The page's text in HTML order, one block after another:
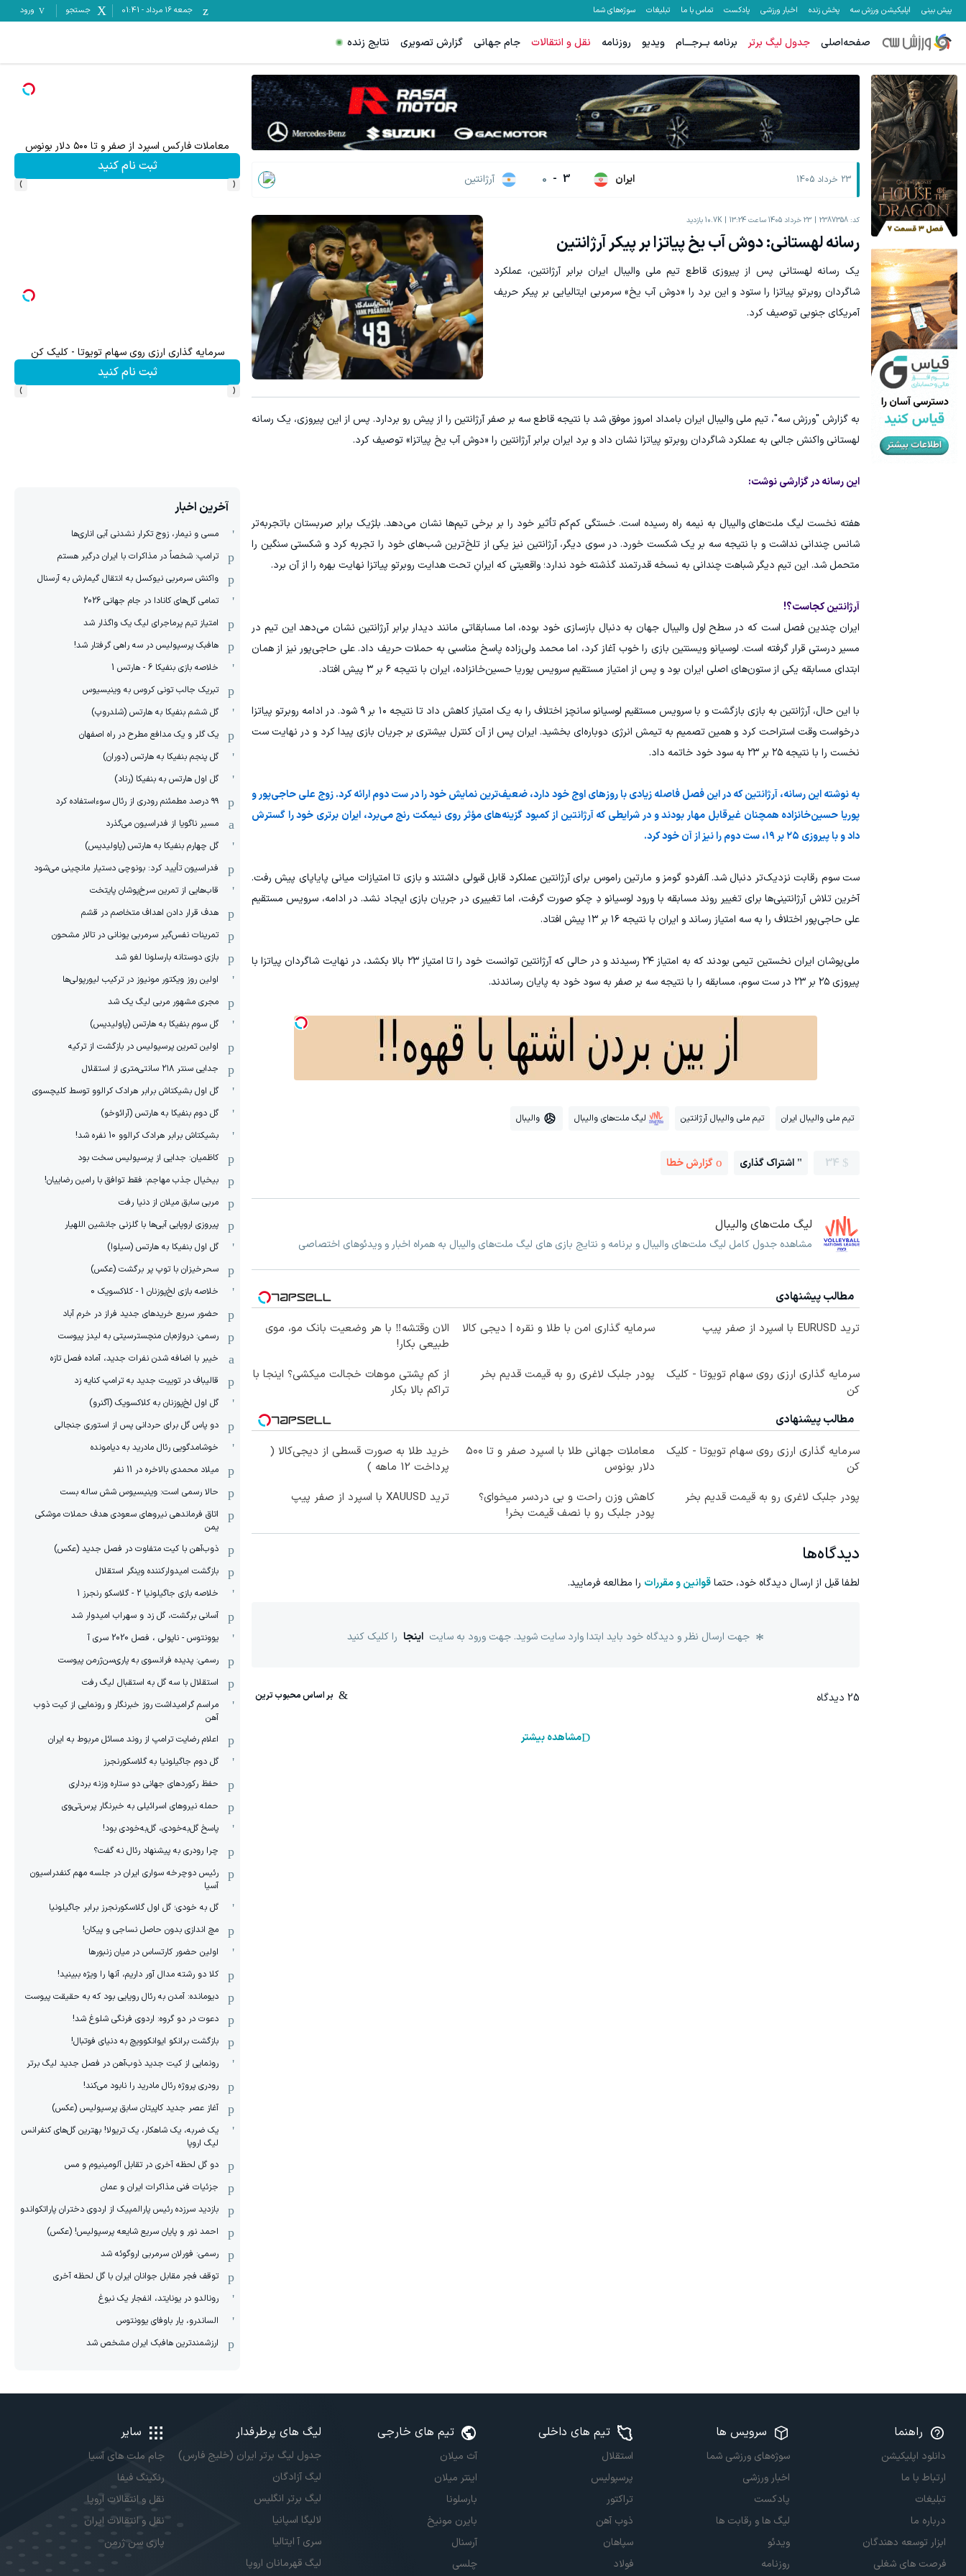
پیش بینی اپلیکیشن ورزش سه پخش زنده اخبار ورزشی پادکست تماس با ما تبلیغات سوژه‌های شما جمعه ۱۶ مرداد -
01:41 جستجو ورود
صفحه‌اصلی جدول لیگ برتر برنامه بــرجـــام ویدیو روزنامه نقل و انتقالات جام جهانی گزارش تصویری نتایج زنده
23 خرداد 1405 ایران 3
-
0 آرژانتین
کد: 2387358 23 خرداد 1405 ساعت 13:24 10.7K بازدید
رسانه لهستانی: دوش آب یخ پیاتزا بر پیکر آرژانتین
یک رسانه لهستانی پس از پیروزی قاطع تیم ملی والیبال ایران برابر آرژانتین، عملکرد
شاگردان روبرتو پیاتزا را ستود و این برد را «دوش آب یخ» سرمربی ایتالیایی بر پیکر حریف
آمریکای جنوبی توصیف کرد.
به گزارش "ورزش سه"، تیم ملی والیبال ایران بامداد امروز موفق شد با نتیجه قاطع سه بر صفر آرژانتین را از پیش رو بردارد. پس از این پیروزی، یک رسانه
لهستانی واکنش جالبی به عملکرد شاگردان روبرتو پیاتزا نشان داد و برد ایران برابر آرژانتین را «دوش آب یخ پیاتزا» توصیف کرد.
این رسانه در گزارشی نوشت:
هفته نخست لیگ ملت‌های والیبال به نیمه راه رسیده است. خستگی کم‌کم تأثیر خود را بر برخی تیم‌ها نشان می‌دهد. بلژیک برابر صربستان باتجربه‌تر
شانس چندانی نداشت و با نتیجه سه بر یک شکست خورد. در سوی دیگر، آرژانتین نیز یکی از تلخ‌ترین شب‌های خود را تجربه کرد و شکستی سنگین را
متحمل شد. این تیم دیگر شباهت چندانی به نسخه قدرتمند گذشته خود ندارد؛ واقعیتی که ایرانِ تحت هدایت روبرتو پیاتزا نهایت بهره را از آن برد.
آرژانتین کجاست؟!
ایران چندین فصل است که در سطح اول والیبال جهان به دنبال بازسازی خود بوده، اما مسابقاتی مانند دیدار برابر آرژانتین نشان می‌دهد این تیم در
مسیر درستی قرار گرفته است. لوسیانو ویسنتین بازی را خوب آغاز کرد، اما محمد ولی‌زاده پاسخ مناسبی به حملات حریف داد. علی حاجی‌پور نیز از همان
ابتدای مسابقه یکی از ستون‌های اصلی ایران بود و پس از امتیاز مستقیم سرویس پوریا حسین‌خانزاده، ایران با نتیجه ۶ بر ۳ پیش افتاد.
با این حال، آرژانتین به بازی بازگشت و با سرویس مستقیم لوسیانو سانچز اختلاف را به یک امتیاز کاهش داد تا نتیجه ۱۰ بر ۹ شود. در ادامه روبرتو پیاتزا
درخواست وقت استراحت کرد و همین تصمیم به تیمش انرژی دوباره‌ای بخشید. ایران پس از آن کنترل بیشتری بر جریان بازی پیدا کرد و در نهایت ست
نخست را با نتیجه ۲۵ بر ۲۳ به سود خود خاتمه داد.
به نوشته این رسانه، آرژانتین که در این فصل فاصله زیادی با روزهای اوج خود دارد، ضعیف‌ترین نمایش خود را در ست دوم ارائه کرد. زوج علی حاجی‌پور و
پوریا حسین‌خانزاده همچنان غیرقابل مهار بودند و در شرایطی که آرژانتین از کمبود گزینه‌های مؤثر روی نیمکت رنج می‌برد، ایران برتری خود را گسترش
داد و با پیروزی ۲۵ بر ۱۹، ست دوم را نیز از آن خود کرد.
ست سوم رقابت نزدیک‌تر دنبال شد. آلفردو گومز و مارتین راموس برای آرژانتین عملکرد قابل قبولی داشتند و بازی تا امتیازات میانی پایاپای پیش رفت.
آخرین تلاش آرژانتینی‌ها برای تغییر روند مسابقه با ورود لوسیانو دِ چکو صورت گرفت، اما تغییری در جریان بازی ایجاد نشد. در ادامه، سرویس مستقیم
علی حاجی‌پور اختلاف را به سه امتیاز رساند و ایران با نتیجه ۱۶ بر ۱۳ پیش افتاد.
ملی‌پوشان ایران نخستین تیمی بودند که به امتیاز ۲۴ رسیدند و در حالی که آرژانتین توانست خود را تا امتیاز ۲۳ بالا بکشد، در نهایت شاگردان پیاتزا با
پیروزی ۲۵ بر ۲۳ در ست سوم، مسابقه را با نتیجه سه بر صفر به سود خود به پایان رساندند.
تیم ملی والیبال ایران تیم ملی والیبال آرژانتین لیگ ملت‌های والیبال والیبال
34 اشتراک گذاری گزارش خطا
لیگ ملت‌های والیبال
مشاهده جدول کامل لیگ ملت‌های والیبال و برنامه و نتایج بازی های لیگ ملت‌های والیبال به همراه اخبار و ویدئوهای اختصاصی
مطالب پیشنهادی
ترید EURUSD با اسپرد از صفر پیپ
سرمایه گذاری امن با طلا و نقره | دیجی کالا
الان وقتشه‼️ با هر وضعیت بانک مو، موی
طبیعی بکار!
سرمایه گذاری ارزی روی سهام تویوتا - کلیک
کن
پودر جلبک لاغری رو به قیمت قدیم بخر
از کم پشتی موهات خجالت میکشی؟ اینجا با
تراکم بالا بکار
مطالب پیشنهادی
سرمایه گذاری ارزی روی سهام تویوتا - کلیک
کن
معاملات جهانی طلا با اسپرد صفر و تا ۵۰۰
دلار بونوس
خرید طلا به صورت قسطی از دیجی‌کالا (
پرداخت 12 ماهه )
پودر جلبک لاغری رو به قیمت قدیم بخر
کاهش وزن راحت و بی دردسر میخوای؟
پودر جلبک رو با نصف قیمت بخر!
ترید XAUUSD با اسپرد از صفر پیپ
دیدگاه‌ها
لطفا قبل از ارسال دیدگاه خود، حتماقوانین و مقررات را مطالعه فرمایید.
جهت ارسال نظر و دیدگاه خود باید ابتدا وارد سایت شوید. جهت ورود به سایت اینجا را کلیک کنید
25 دیدگاه
مشاهده بیشتر
معاملات فارکس اسپرد از صفر و تا ۵۰۰ دلار بونوس
ثبت نام کنید
‹
›
سرمایه گذاری ارزی روی سهام تویوتا - کلیک کن
ثبت نام کنید
‹
›
آخرین اخبار
مسی و نیمار، زوج تکرار نشدنی آبی اناری‌ها
ترامپ: شخصاً در مذاکرات با ایران درگیر هستم
واکنش سرمربی نیوکسل به انتقال گیمارش به آرسنال
تمامی گل‌های کانادا در جام جهانی 2026
امتیاز تیم پرماجرای لیگ یک واگذار شد
هافبک پرسپولیس در سه راهی گرفتار شد!
خلاصه بازی بنفیکا 6 - هارتس 1
تبریک جالب تونی کروس به وینیسیوس
گل ششم بنفیکا به هارتس (شلدروپ)
یک گلر و یک مدافع مطرح در راه اصفهان
گل پنجم بنفیکا به هارتس (دوران)
گل اول هارتس به بنفیکا (رناد)
۹۹ درصد مطمئنم رودری از رئال سوءاستفاده کرد
مسیر ناگویا از فدراسیون می‌گذرد
گل چهارم بنفیکا به هارتس (پاولیدیس)
فدراسیون تأیید کرد: بونوچی دستیار مانچینی می‌شود
قاب‌هایی از تمرین سرخ‌پوشان پایتخت
هدف قرار دادن اهداف متخاصم در قشم
‏تمرینات نفس‌گیر سرمربی یونانی در تالار مشحون
بازی دوستانه بارسلونا لغو شد
اولین روز ویکتور مونیوز در ترکیب لیورپولی‌ها
مجری مشهور مربی لیگ یک شد
گل سوم بنفیکا به هارتس (پاولیدیس)
اولین تمرین پرسپولیس در بازگشت از ترکیه
جدایی سنتر ۲۱۸ سانتی‌متری از استقلال
گل اول بشیکتاش برابر هرادک کرالوو توسط کلیچسوی
گل دوم بنفیکا به هارتس (آرائوخو)
بشیکتاش برابر هرادک کرالوو 10 نفره شد!
کاظمیان: جدایی از پرسپولیس سخت بود
بیخیال جذب مهاجم: فقط توافق با رامین رضاییان!
مربی سابق میلان از دنیا رفت
پیروزی اروپایی آبی‌ها با گلزنی جانشین اللهیار
گل اول بنفیکا به هارتس (سیلوا)
سحرخیزان با توپ پر برگشت (عکس)
خلاصه بازی لخ‌پوزنان 1 - کلاکسویک 0
حضور سریع خریدهای جدید فراز در خرم آباد
رسمی: دروازه‌بان منچسترسیتی به لیدز پیوست
خیبر با اضافه شدن نفرات جدید، آماده فصل تازه
قالیباف در توییت جدید به ترامپ کنایه زد
گل اول لخ‌پوزنان به کلاکسویک (آگنرو)
دو پاس گل برای حردانی پس از استوری جنجالی
خوشامدگویی رئال مادرید به دیامونده
میلاد محمدی بالاخره در 11 نفر
حالا رسمی است: وینیسیوس شش ساله بست
اتاق فرماندهی نیروهای سعودی هدف حملات موشکی
یمن
ذوب‌آهن با کیت متفاوت در فصل جدید (عکس)
بازگشت امیدوارکننده وینگر استقلال
خلاصه بازی جاگیلونیا 2 - گلاسکو رنجرز 1
آسانی برگشت، گل زد و سهراب امیدوار شد
یوونتوس - ناپولی ، فصل 2020 سری آ
رسمی: پدیده فرانسوی به پاری‌سن‌ژرمن پیوست
استقلال با سه گل به استقبال لیگ رفت
مراسم گرامیداشت روز خبرنگار و رونمایی از کیت ذوب
آهن
اعلام رضایت ترامپ از روند مسائل مربوط به ایران
گل دوم جاگیلونیا به گلاسکورنجرز
حفظ رکوردهای جهانی دو ستاره وزنه برداری
حمله نیروهای اسرائیلی به خبرنگار پرس‌تی‌وی
پاسخ گل‌به‌خودی، گل‌به‌خودی بود!
چرا رودری به پیشنهاد رئال نه گفت؟
رئیس دوچرخه سواری ایران در جلسه مهم کنفدراسیون
آسیا
گل به خودی؛ گل اول گلاسکورنجرز برابر جاگیلونیا
مچ اندازی بدون حاصل نساجی و پیکان!
اولین حضور کارتساس در میان زنبورها
کلا دو‌ رشته مدال آور داریم، آنها را ویژه ببینید!
دیومانده: آمدن به رئال رویایی بود که به حقیقت پیوست
دعوت در دو گروه: اردوی فرنگی شلوغ شد!
بازگشت برانکو ایوانکوویچ به دنیای فوتبال!
رونمایی از کیت جدید ذوب‌آهن در فصل جدید لیگ برتر
رودری پروژه رئال مادرید را نابود می‌کند!
آغاز عصر جدید کاپیتان سابق پرسپولیس (عکس)
یک ضربه، یک شاهکار، یک تریولا! بهترین گل‌های کنفرانس
لیگ اروپا
دو گل لحظه آخری در تقابل آلومینیوم و مس
جزئیات فنی مذاکرات ایران و عمان
بازدید سرزده رئیس پارالمپیک از اردوی دختران پاراتکواندو
احمد نور و پایان سریع شایعه پرسپولیس! (عکس)
رسمی: فورلان سرمربی اروگوئه شد
توقف فجر مقابل جوانان ایران با گل لحظه آخری
رونالدو در یونایتد، انفجار یک نبوغ
الساندرو، یار باوفای یوونتوس
ارزشمندترین هافبک ایران مشخص شد
راهنما
دانلود اپلیکیشن
ارتباط با ما
تبلیغات
درباره ما
ابزار توسعه دهندگان
فرصت های شغلی
سرویس ها
سوژه‌های ورزشی شما
اخبار ورزشی
پادکست
لیگ ها و رقابت ها
ویدئو
روزنامه
تیم های داخلی
استقلال
پرسپولیس
تراکتور
ذوب آهن
سپاهان
فولاد
تیم های خارجی
آث میلان
اینتر میلان
بارسلونا
بایرن مونیخ
آرسنال
چلسی
لیگ های پرطرفدار
جدول لیگ برتر ایران (خلیج فارس)
لیگ آزادگان
لیگ برتر انگلیس
لالیگا اسپانیا
سری آ ایتالیا
لیگ قهرمانان اروپا
سایر
جام ملت های آسیا
رنکینگ فیفا
نقل و انتقالات اروپا
نقل و انتقالات ایران
پاری سن ژرمن